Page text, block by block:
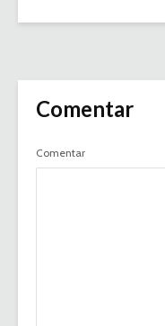
Comentar
Comentar